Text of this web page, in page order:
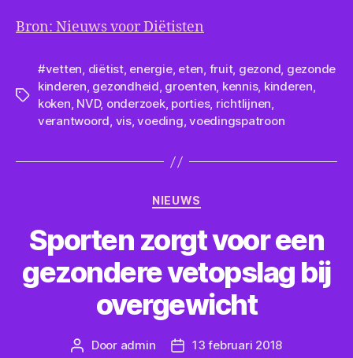
Bron: Nieuws voor Diëtisten
Tags
#vetten, diëtist, energie, eten, fruit, gezond, gezonde
kinderen, gezondheid, groenten, kennis, kinderen,
koken, NVD, onderzoek, porties, richtlijnen,
verantwoord, vis,voeding,voedingspatroon
Categorieën
NIEUWS
Sporten zorgt voor een
gezondere vetopslag bij
overgewicht
Berichtauteur
Door admin Berichtdatum
13 februari 2018